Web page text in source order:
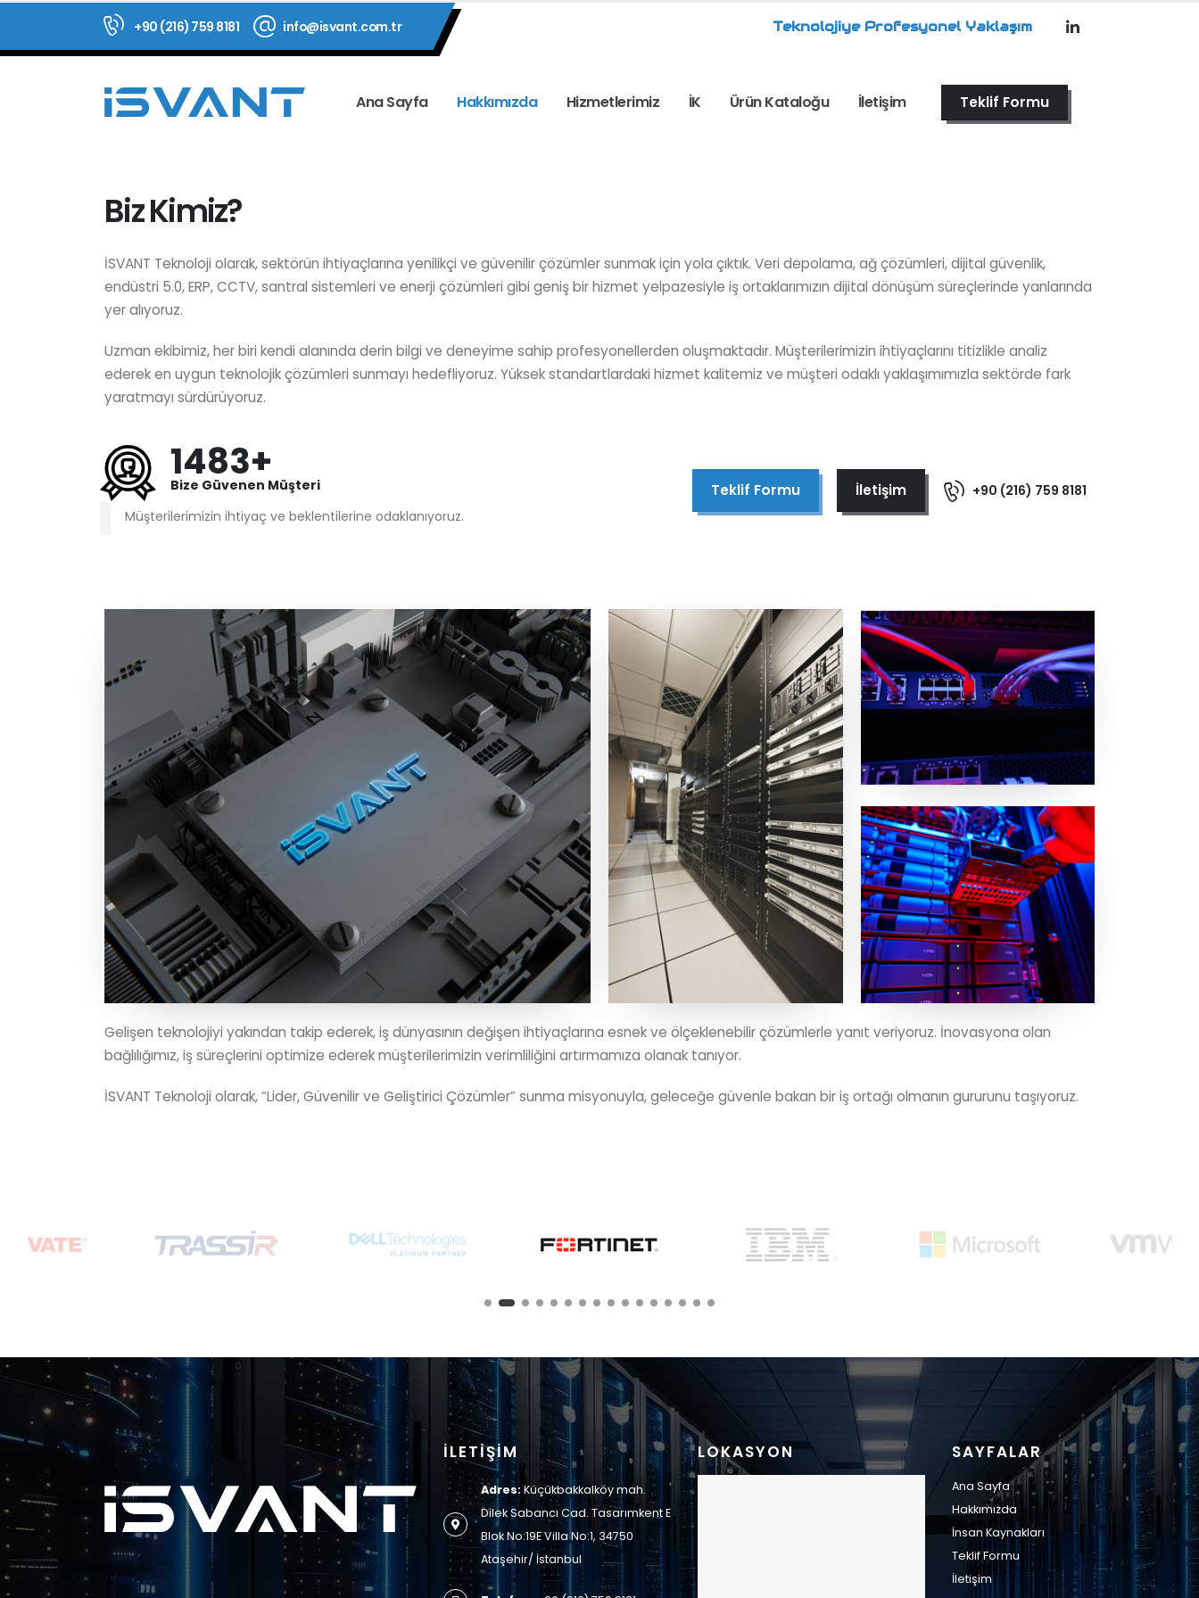
+90 (216) 759 8181 info@isvant.com.tr Teknolojiye Profesyonel Yaklaşım
Ana Sayfa Hakkımızda Hizmetlerimiz İK Ürün Kataloğu İletişim Teklif Formu
Biz Kimiz?
İSVANT Teknoloji olarak, sektörün ihtiyaçlarına yenilikçi ve güvenilir çözümler sunmak için yola çıktık. Veri depolama, ağ çözümleri, dijital güvenlik,
endüstri 5.0, ERP, CCTV, santral sistemleri ve enerji çözümleri gibi geniş bir hizmet yelpazesiyle iş ortaklarımızın dijital dönüşüm süreçlerinde yanlarında
yer alıyoruz.
Uzman ekibimiz, her biri kendi alanında derin bilgi ve deneyime sahip profesyonellerden oluşmaktadır. Müşterilerimizin ihtiyaçlarını titizlikle analiz
ederek en uygun teknolojik çözümleri sunmayı hedefliyoruz. Yüksek standartlardaki hizmet kalitemiz ve müşteri odaklı yaklaşımımızla sektörde fark
yaratmayı sürdürüyoruz.
1483+
Bize Güvenen Müşteri
Müşterilerimizin ihtiyaç ve beklentilerine odaklanıyoruz.
Teklif Formu İletişim +90 (216) 759 8181
Gelişen teknolojiyi yakından takip ederek, iş dünyasının değişen ihtiyaçlarına esnek ve ölçeklenebilir çözümlerle yanıt veriyoruz. İnovasyona olan
bağlılığımız, iş süreçlerini optimize ederek müşterilerimizin verimliliğini artırmamıza olanak tanıyor.
İSVANT Teknoloji olarak, “Lider, Güvenilir ve Geliştirici Çözümler” sunma misyonuyla, geleceğe güvenle bakan bir iş ortağı olmanın gururunu taşıyoruz.
İLETİŞİM
Adres: Küçükbakkalköy mah.
Dilek Sabancı Cad. Tasarımkent E
Blok No:19E Villa No:1, 34750
Ataşehir/ İstanbul
LOKASYON SAYFALAR
Ana Sayfa
Hakkımızda
İnsan Kaynakları
Teklif Formu
İletişim